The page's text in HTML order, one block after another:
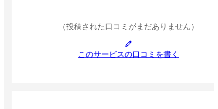
（投稿された口コミがまだありません）
このサービスの口コミを書く